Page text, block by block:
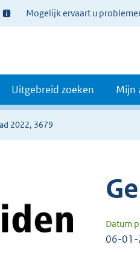
Ter
informatie:
Mogelijk ervaart u
Uitgebreid zoeken Mijn
2022, 3679
Datum
06-01-